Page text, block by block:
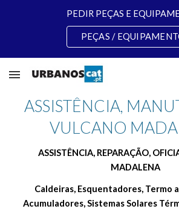
PEDIR PEÇAS E
PEÇAS /
ASSISTÊNCIA,
VULCANO
ASSISTÊNCIA, REPARAÇÃO,
MADALENA
Caldeiras, Esquentadores, Termo
Acumuladores, Sistemas Solares